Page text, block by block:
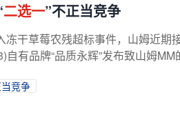
二选一”不正当竞争
冻干草莓农残超标事件，山姆近期
有品牌“品质永辉”发布致山姆
竞争